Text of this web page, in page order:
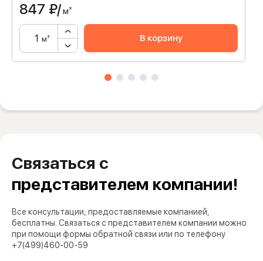
847 ₽/м²
м² В корзину
Связаться с
представителем компании!
Все консультации, предоставляемые компанией,
бесплатны. Связаться с представителем компании можно
при помощи формы обратной связи или по телефону
+7(499)460-00-59